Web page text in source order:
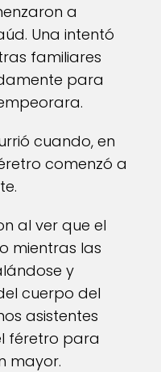
a
Una intentó
familiares
para
cuando, en
comenzó a
al ver que el
mientras las
y
cuerpo del
asistentes
féretro para
mayor.